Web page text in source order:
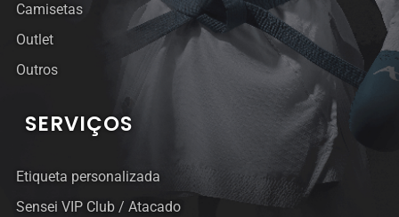
Camisetas
Outlet
Outros
SERVIÇOS
Etiqueta personalizada
Sensei VIP Club / Atacado